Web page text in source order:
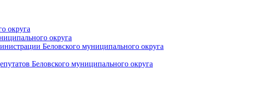
округа
округа
Беловского муниципального округа
Беловского муниципального округа